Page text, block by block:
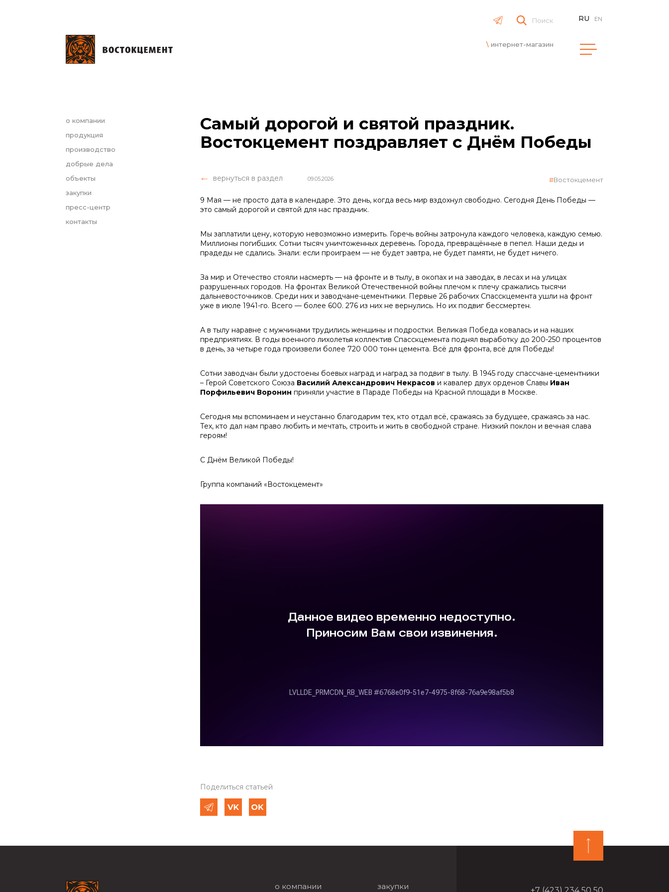
Поиск
интернет-магазин
RU EN
о компании
продукция
производство
добрые дела
объекты
закупки
пресс-центр
контакты
Самый дорогой и святой праздник.
Востокцемент поздравляет с Днём Победы
вернуться в раздел 09.05.2026 Востокцемент
9 Мая — не просто дата в календаре. Это день, когда весь мир вздохнул свободно. Сегодня День Победы —
это самый дорогой и святой для нас праздник.
Мы заплатили цену, которую невозможно измерить. Горечь войны затронула каждого человека, каждую семью.
Миллионы погибших. Сотни тысяч уничтоженных деревень. Города, превращённые в пепел. Наши деды и
прадеды не сдались. Знали: если проиграем — не будет завтра, не будет памяти, не будет ничего.
За мир и Отечество стояли насмерть — на фронте и в тылу, в окопах и на заводах, в лесах и на улицах
разрушенных городов. На фронтах Великой Отечественной войны плечом к плечу сражались тысячи
дальневосточников. Среди них и заводчане-цементники. Первые 26 рабочих Спасскцемента ушли на фронт
уже в июле 1941-го. Всего — более 600. 276 из них не вернулись. Но их подвиг бессмертен.
А в тылу наравне с мужчинами трудились женщины и подростки. Великая Победа ковалась и на наших
предприятиях. В годы военного лихолетья коллектив Спасскцемента поднял выработку до 200-250 процентов
в день, за четыре года произвели более 720 000 тонн цемента. Всё для фронта, всё для Победы!
Сотни заводчан были удостоены боевых наград и наград за подвиг в тылу. В 1945 году спассчане-цементники
– Герой Советского Союза Василий Александрович Некрасов и кавалер двух орденов Славы Иван
Порфильевич Воронин приняли участие в Параде Победы на Красной площади в Москве.
Сегодня мы вспоминаем и неустанно благодарим тех, кто отдал всё, сражаясь за будущее, сражаясь за нас.
Тех, кто дал нам право любить и мечтать, строить и жить в свободной стране. Низкий поклон и вечная слава
героям!
С Днём Великой Победы!
Группа компаний «Востокцемент»
Поделиться статьей
о компании закупки +7 (423) 234 50 50